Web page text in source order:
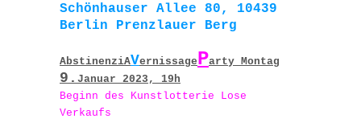
Schönhauser Allee 80, 10439
Berlin Prenzlauer Berg
AbstinenziAVernissageParty Montag
9. Januar 2023, 19h
Beginn des Kunstlotterie Lose
Verkaufs